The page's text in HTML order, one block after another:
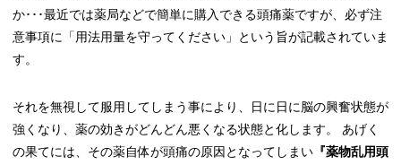
か･･･最近では薬局などで簡単に購入できる頭痛薬ですが、必ず注
意事項に「用法用量を守ってください」という旨が記載されていま
す。
それを無視して服用してしまう事により、日に日に脳の興奮状態が
強くなり、薬の効きがどんどん悪くなる状態と化します。 あげく
の果てには、その薬自体が頭痛の原因となってしまい 『薬物乱用頭